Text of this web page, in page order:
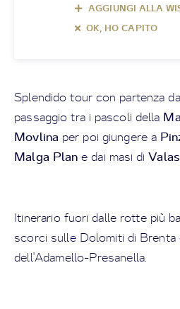
AGGIUNGI ALLA
OK, HO CAPITO
Splendido tour con partenza
passaggio tra i pascoli della
Movlina per poi giungere a
Malga Plane dai masi di
Itinerario fuori dalle rotte più
scorci sulle Dolomiti di Brenta
dell'Adamello-Presanella.